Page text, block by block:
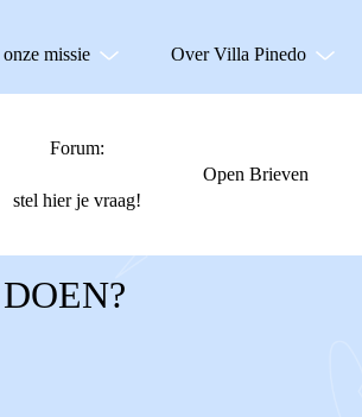
onze missie Over Villa Pinedo
Forum:
stel hier je vraag!
Open Brieven